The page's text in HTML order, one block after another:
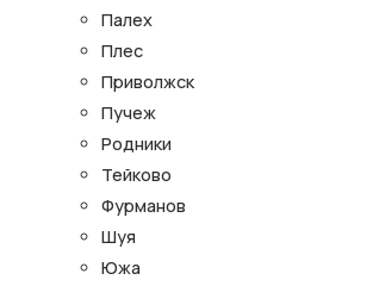
Палех
Плес
Приволжск
Пучеж
Родники
Тейково
Фурманов
Шуя
Южа